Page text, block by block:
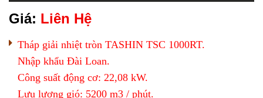
Giá: Liên Hệ
Tháp giải nhiệt tròn TASHIN TSC 1000RT.
Nhập khẩu Đài Loan.
Công suất động cơ: 22,08 kW.
Lưu lượng gió: 5200 m3 / phút.